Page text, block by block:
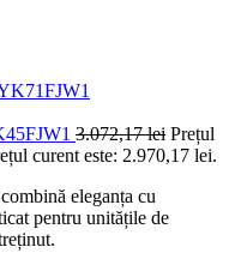
3.072,17lei Prețul
curent este: 2.970,17 lei.
eleganța cu
pentru unitățile de